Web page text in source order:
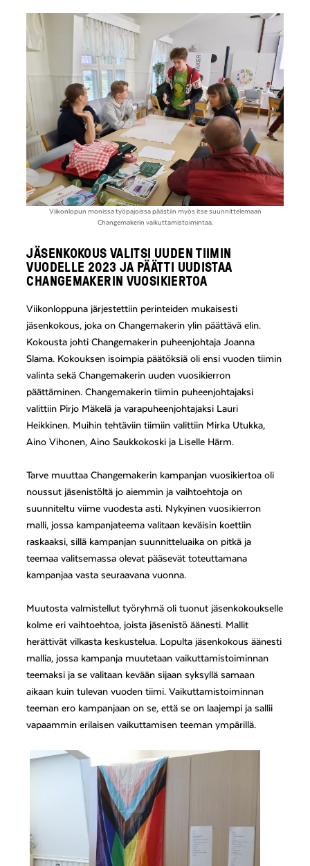
Viikonlopun monissa työpajoissa päästiin myös itse suunnittelemaan
Changemakerin vaikuttamistoimintaa.
JÄSENKOKOUS VALITSI UUDEN TIIMIN
VUODELLE 2023 JA PÄÄTTI UUDISTAA
CHANGEMAKERIN VUOSIKIERTOA
Viikonloppuna järjestettiin perinteiden mukaisesti
jäsenkokous, joka on Changemakerin ylin päättävä elin.
Kokousta johti Changemakerin puheenjohtaja Joanna
Slama. Kokouksen isoimpia päätöksiä oli ensi vuoden tiimin
valinta sekä Changemakerin uuden vuosikierron
päättäminen. Changemakerin tiimin puheenjohtajaksi
valittiin Pirjo Mäkelä ja varapuheenjohtajaksi Lauri
Heikkinen. Muihin tehtäviin tiimiin valittiin Mirka Utukka,
Aino Vihonen, Aino Saukkokoski ja Liselle Härm.
Tarve muuttaa Changemakerin kampanjan vuosikiertoa oli
noussut jäsenistöltä jo aiemmin ja vaihtoehtoja on
suunniteltu viime vuodesta asti. Nykyinen vuosikierron
malli, jossa kampanjateema valitaan keväisin koettiin
raskaaksi, sillä kampanjan suunnitteluaika on pitkä ja
teemaa valitsemassa olevat pääsevät toteuttamana
kampanjaa vasta seuraavana vuonna.
Muutosta valmistellut työryhmä oli tuonut jäsenkokoukselle
kolme eri vaihtoehtoa, joista jäsenistö äänesti. Mallit
herättivät vilkasta keskustelua. Lopulta jäsenkokous äänesti
mallia, jossa kampanja muutetaan vaikuttamistoiminnan
teemaksi ja se valitaan kevään sijaan syksyllä samaan
aikaan kuin tulevan vuoden tiimi. Vaikuttamistoiminnan
teeman ero kampanjaan on se, että se on laajempi ja sallii
vapaammin erilaisen vaikuttamisen teeman ympärillä.